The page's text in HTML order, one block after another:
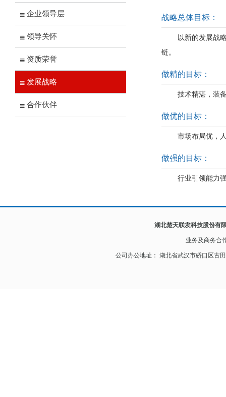
企业领导层
领导关怀
资质荣誉
发展战略
合作伙伴
战略总体目标：
以新的发展战
链。
做精的目标：
技术精湛，装
做优的目标：
市场布局优，
做强的目标：
行业引领能力
湖北楚天联发科技股份有
业务及商务合
公司办公地址： 湖北省武汉市硚口区古